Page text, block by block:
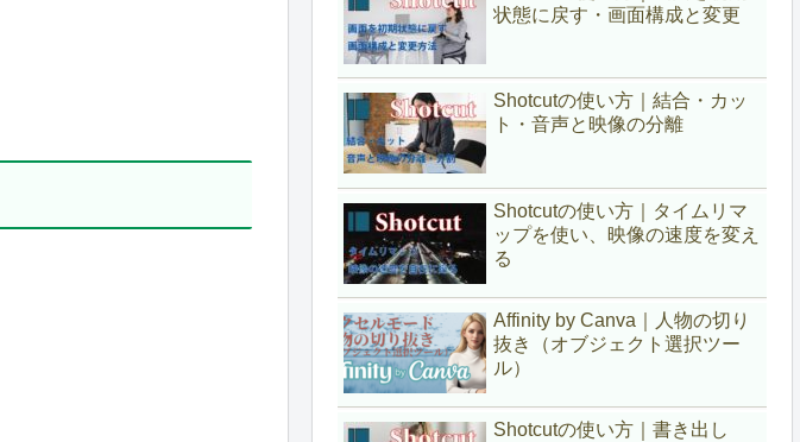
状態に戻す・画面構成と変更
Shotcutの使い方｜結合・カッ
ト・音声と映像の分離
Shotcutの使い方｜タイムリマ
ップを使い、映像の速度を変え
る
Affinity by Canva｜人物の切り
抜き（オブジェクト選択ツー
ル）
Shotcutの使い方｜書き出し